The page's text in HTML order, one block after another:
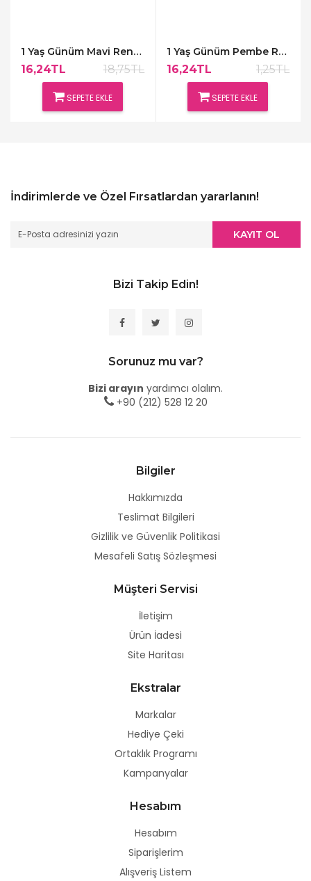
1 Yaş Günüm Mavi Renk Kapı Süsü,48x30cm
16,24TL 18,75TL
SEPETE EKLE
1 Yaş Günüm Pembe Renk Kapı Süsü,48x30cm
16,24TL 1,25TL
SEPETE EKLE
İndirimlerde ve Özel Fırsatlardan yararlanın!
KAYIT OL
Bizi Takip Edin!
Sorunuz mu var?
Bizi arayın yardımcı olalım.
+90 (212) 528 12 20
Bilgiler
Hakkımızda
Teslimat Bilgileri
Gizlilik ve Güvenlik Politikasi
Mesafeli Satış Sözleşmesi
Müşteri Servisi
İletişim
Ürün İadesi
Site Haritası
Ekstralar
Markalar
Hediye Çeki
Ortaklık Programı
Kampanyalar
Hesabım
Hesabım
Siparişlerim
Alışveriş Listem